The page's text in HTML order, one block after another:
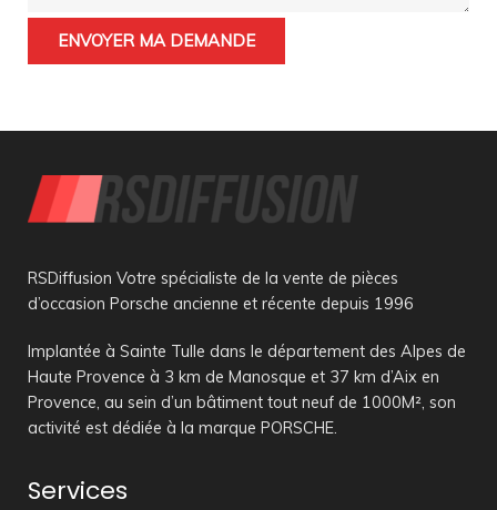
RSDiffusion Votre spécialiste de la vente de pièces
d’occasion Porsche ancienne et récente depuis 1996
Implantée à Sainte Tulle dans le département des Alpes de
Haute Provence à 3 km de Manosque et 37 km d’Aix en
Provence, au sein d’un bâtiment tout neuf de 1000M², son
activité est dédiée à la marque PORSCHE.
Services